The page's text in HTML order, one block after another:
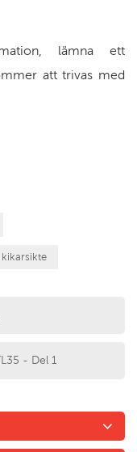
lämna ett
att trivas med
- Del 1